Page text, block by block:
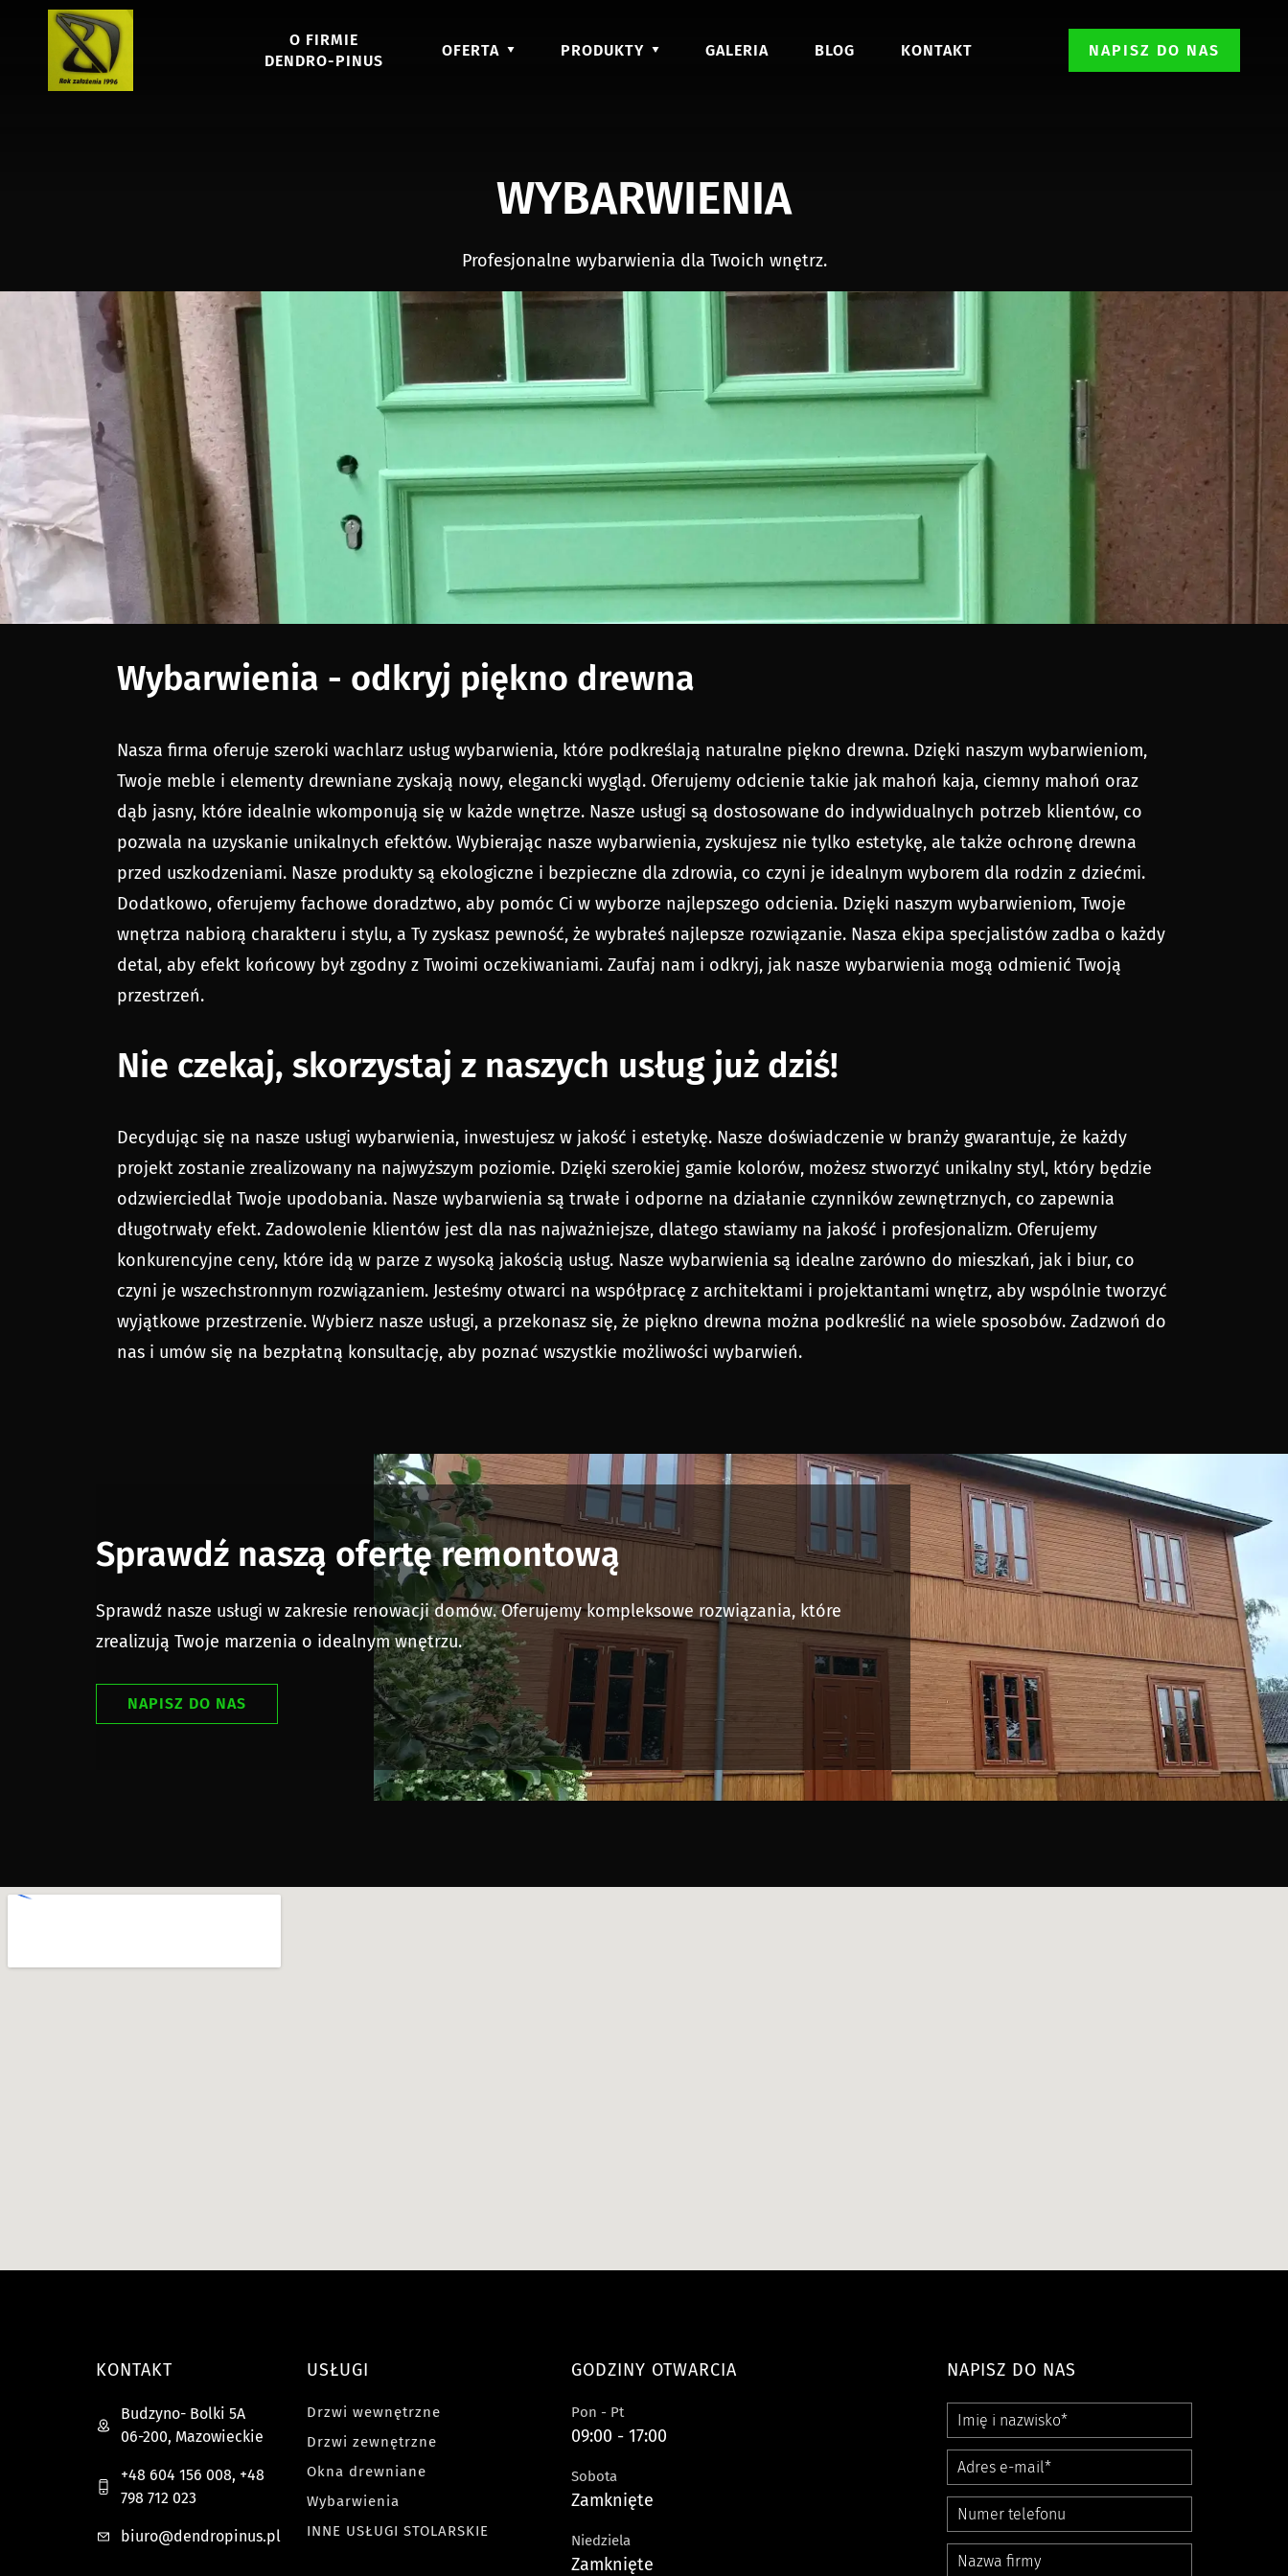
O FIRMIE
DENDRO-PINUS
OFERTA PRODUKTY GALERIA BLOG KONTAKT NAPISZ DO NAS
WYBARWIENIA
Profesjonalne wybarwienia dla Twoich wnętrz.
wybarwienia - odkryj piękno drewna
Nasza firma oferuje szeroki wachlarz usług wybarwienia, które podkreślają naturalne piękno drewna. Dzięki naszym wybarwieniom,
Twoje meble i elementy drewniane zyskają nowy, elegancki wygląd. Oferujemy odcienie takie jak mahoń kaja, ciemny mahoń oraz
dąb jasny, które idealnie wkomponują się w każde wnętrze. Nasze usługi są dostosowane do indywidualnych potrzeb klientów, co
pozwala na uzyskanie unikalnych efektów. Wybierając nasze wybarwienia, zyskujesz nie tylko estetykę, ale także ochronę drewna
przed uszkodzeniami. Nasze produkty są ekologiczne i bezpieczne dla zdrowia, co czyni je idealnym wyborem dla rodzin z dziećmi.
Dodatkowo, oferujemy fachowe doradztwo, aby pomóc Ci w wyborze najlepszego odcienia. Dzięki naszym wybarwieniom, Twoje
wnętrza nabiorą charakteru i stylu, a Ty zyskasz pewność, że wybrałeś najlepsze rozwiązanie. Nasza ekipa specjalistów zadba o każdy
detal, aby efekt końcowy był zgodny z Twoimi oczekiwaniami. Zaufaj nam i odkryj, jak nasze wybarwienia mogą odmienić Twoją
przestrzeń.
Nie czekaj, skorzystaj z naszych usług już dziś!
Decydując się na nasze usługi wybarwienia, inwestujesz w jakość i estetykę. Nasze doświadczenie w branży gwarantuje, że każdy
projekt zostanie zrealizowany na najwyższym poziomie. Dzięki szerokiej gamie kolorów, możesz stworzyć unikalny styl, który będzie
odzwierciedlał Twoje upodobania. Nasze wybarwienia są trwałe i odporne na działanie czynników zewnętrznych, co zapewnia
długotrwały efekt. Zadowolenie klientów jest dla nas najważniejsze, dlatego stawiamy na jakość i profesjonalizm. Oferujemy
konkurencyjne ceny, które idą w parze z wysoką jakością usług. Nasze wybarwienia są idealne zarówno do mieszkań, jak i biur, co
czyni je wszechstronnym rozwiązaniem. Jesteśmy otwarci na współpracę z architektami i projektantami wnętrz, aby wspólnie tworzyć
wyjątkowe przestrzenie. Wybierz nasze usługi, a przekonasz się, że piękno drewna można podkreślić na wiele sposobów. Zadzwoń do
nas i umów się na bezpłatną konsultację, aby poznać wszystkie możliwości wybarwień.
Sprawdź naszą ofertę remontową
Sprawdź nasze usługi w zakresie renowacji domów. Oferujemy kompleksowe rozwiązania, które
zrealizują Twoje marzenia o idealnym wnętrzu.
NAPISZ DO NAS
KONTAKT
Budzyno- Bolki 5A
06-200, Mazowieckie
+48 604 156 008, +48
798 712 023
biuro@dendropinus.pl
USŁUGI
Drzwi wewnętrzne
Drzwi zewnętrzne
Okna drewniane
Wybarwienia
INNE USŁUGI STOLARSKIE
GODZINY OTWARCIA
Pon - Pt
09:00 - 17:00
Sobota
Zamknięte
Niedziela
Zamknięte
NAPISZ DO NAS